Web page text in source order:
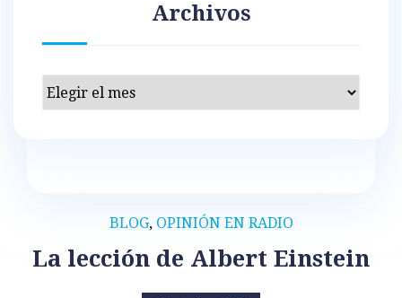
BLOG, OPINIÓN EN RADIO
La lección de Albert Einstein
Archivos
Archivos